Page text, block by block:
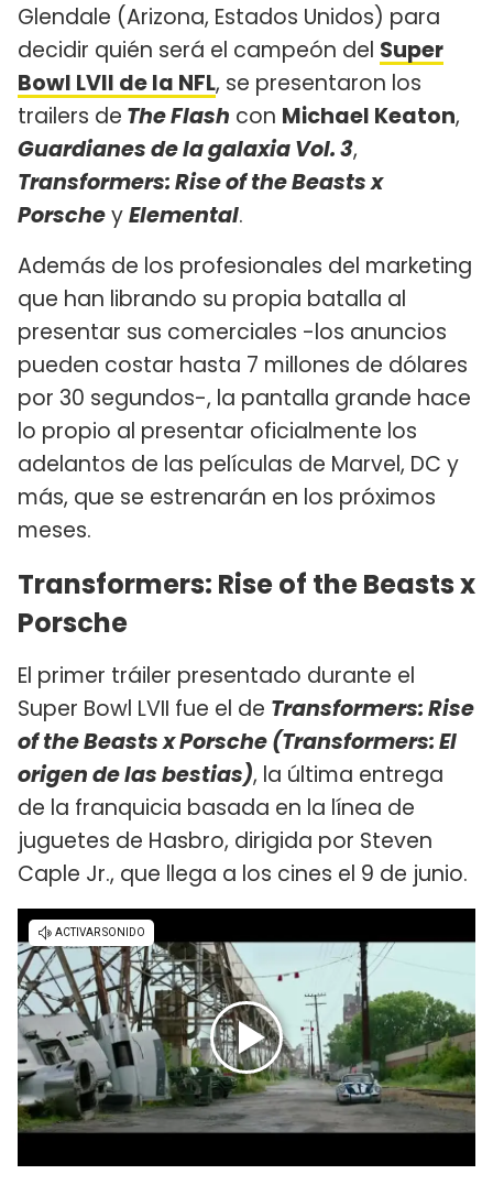
Glendale (Arizona, Estados Unidos) para
decidir quién será el campeón del Super
Bowl LVII de la NFL, se presentaron los
trailers de The Flash con Michael Keaton,
Guardianes de la galaxia Vol. 3,
Transformers: Rise of the Beasts x
PorscheyElemental.
Además de los profesionales del marketing
que han librando su propia batalla al
presentar sus comerciales -los anuncios
pueden costar hasta 7 millones de dólares
por 30 segundos-, la pantalla grande hace
lo propio al presentar oficialmente los
adelantos de las películas de Marvel, DC y
más, que se estrenarán en los próximos
meses.
Transformers: Rise of the Beasts x
Porsche
El primer tráiler presentado durante el
Super Bowl LVII fue el de Transformers: Rise
of the Beasts x Porsche (Transformers: El
origen de las bestias), la última entrega
de la franquicia basada en la línea de
juguetes de Hasbro, dirigida por Steven
Caple Jr., que llega a los cines el 9 de junio.